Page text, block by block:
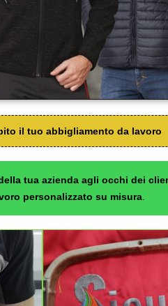
il tuo abbigliamento da lavoro
tua azienda agli occhi dei
personalizzato su misura